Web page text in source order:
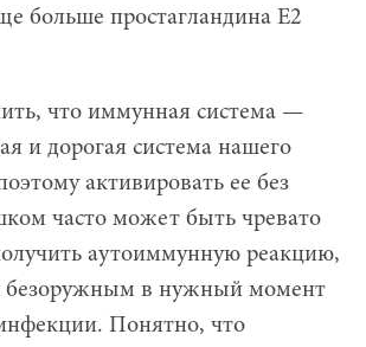
больше простагландина Е2
что иммунная система —
и дорогая система нашего
активировать ее без
часто может быть чревато
аутоиммунную реакцию,
безоружным в нужный момент
Понятно, что